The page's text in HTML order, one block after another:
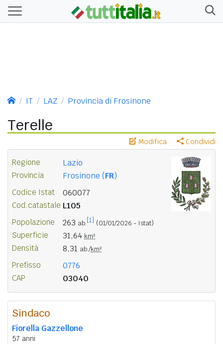
IT LAZ Provincia di Frosinone
Terelle
Modifica Condividi
Regione Lazio
Provincia Frosinone (FR)
Codice Istat 060077
Cod.catastale L105
Popolazione 263 ab. [1] (01/01/2026 - Istat)
Superficie 31,64 km²
Densità 8,31 ab./km²
Prefisso 0776
CAP 03040
Sindaco
Fiorella Gazzellone
57 anni